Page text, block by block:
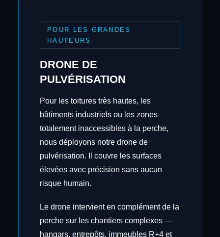
POUR LES GRANDES
HAUTEURS
DRONE DE
PULVÉRISATION
Pour les toitures très hautes, les
bâtiments industriels ou les zones
totalement inaccessibles à la perche,
nous déployons notre drone de
pulvérisation. Il couvre les surfaces
élevées avec précision sans aucun
risque humain.
Le drone intervient en complément de la
perche sur les chantiers complexes —
hangars, entrepôts, immeubles R+4 et